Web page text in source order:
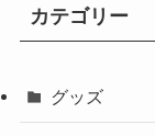
カテゴリー
グッズ